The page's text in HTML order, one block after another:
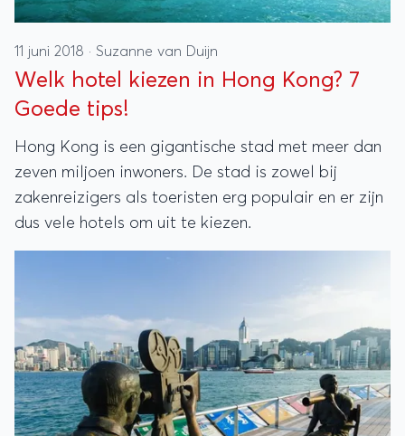
11 juni 2018 · Suzanne van Duijn
Welk hotel kiezen in Hong Kong? 7
Goede tips!
Hong Kong is een gigantische stad met meer dan
zeven miljoen inwoners. De stad is zowel bij
zakenreizigers als toeristen erg populair en er zijn
dus vele hotels om uit te kiezen.